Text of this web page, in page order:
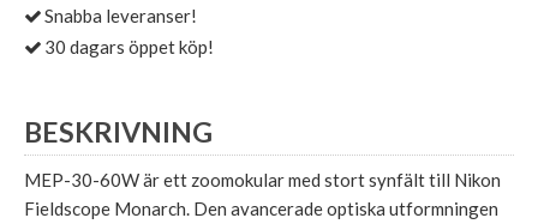
Snabba leveranser!
30 dagars öppet köp!
BESKRIVNING
MEP-30-60W är ett zoomokular med stort synfält till Nikon
Fieldscope Monarch. Den avancerade optiska utformningen